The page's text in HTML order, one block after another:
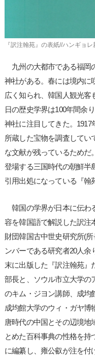
『訳注翰苑』の表紙//ハンギョレ
九州の大都市である福岡
神社がある。春には境内に
広く知られ、韓国人観光客
日の歴史学界は100年間余
神社に注目してきた。
所蔵した宝物を調査してい
な文献が残っているためだ
登場する三国時代の朝鮮半
引用出処になっている『翰
韓国の学界が日本に伝わ
容を韓国語で解説した訳注
財団韓国古中世史研究所(
ンバーである研究者20人
末に出版した『訳注翰苑』
部長と、ソウル市立大学の
のキム・ジヨン講師、成均
成均館大学のウィ・ガヤ博
唐時代の中国とその辺境地
とめた百科事典の性格を持
に編纂し、雍公叡が注を付